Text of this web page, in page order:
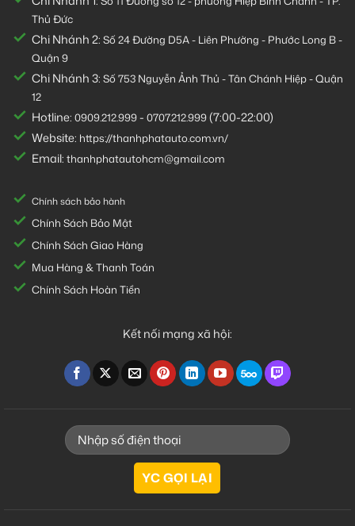
Thủ Đức
Chi Nhánh 2: Số 24 Đường D5A - Liên Phường - Phước Long B -
Quận 9
Chi Nhánh 3: Số 753 Nguyễn Ảnh Thủ - Tân Chánh Hiệp - Quận
12
Hotline: 0909.212.999- 0707.212.999(7:00-22:00)
Website: https://thanhphatauto.com.vn/
Email: thanhphatautohcm@gmail.com
Chính sách bảo hành
Chính Sách Bảo Mật
Chính Sách Giao Hàng
Mua Hàng & Thanh Toán
Chính Sách Hoàn Tiền
Kết nối mạng xã hội: